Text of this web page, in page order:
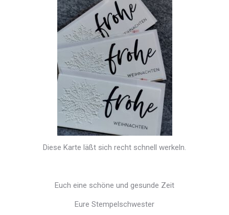
Diese Karte läßt sich recht schnell werkeln.
Euch eine schöne und gesunde Zeit
Eure Stempelschwester